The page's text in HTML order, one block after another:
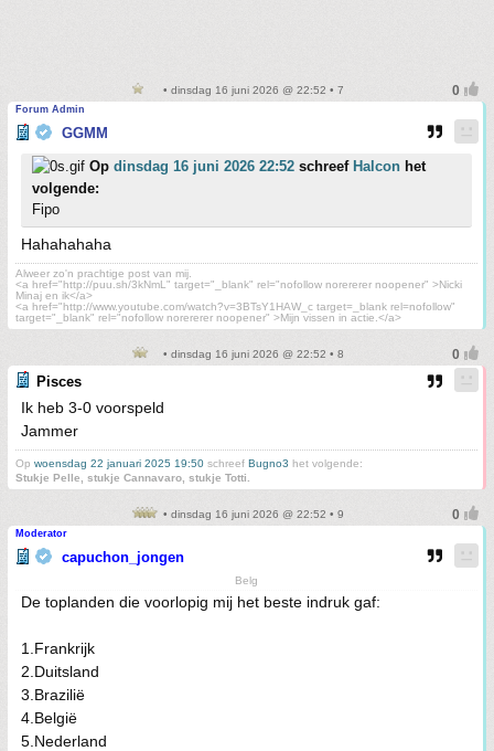
• dinsdag 16 juni 2026 @ 22:52 • 7
Forum Admin
GGMM
Op dinsdag 16 juni 2026 22:52 schreef Halcon het
volgende:
Fipo
Hahahahaha
Alweer zo'n prachtige post van mij.
<a href="http://puu.sh/3kNmL" target="_blank" rel="nofollow norererer noopener" >Nicki
Minaj en ik</a>
<a href="http://www.youtube.com/watch?v=3BTsY1HAW_c target=_blank rel=nofollow"
target="_blank" rel="nofollow norererer noopener" >Mijn vissen in actie.</a>
• dinsdag 16 juni 2026 @ 22:52 • 8
Pisces
Ik heb 3-0 voorspeld
Jammer
Op woensdag 22 januari 2025 19:50 schreef Bugno3 het volgende:
Stukje Pelle, stukje Cannavaro, stukje Totti.
• dinsdag 16 juni 2026 @ 22:52 • 9
Moderator
capuchon_jongen
Belg
De toplanden die voorlopig mij het beste indruk gaf:
1.Frankrijk
2.Duitsland
3.Brazilië
4.België
5.Nederland